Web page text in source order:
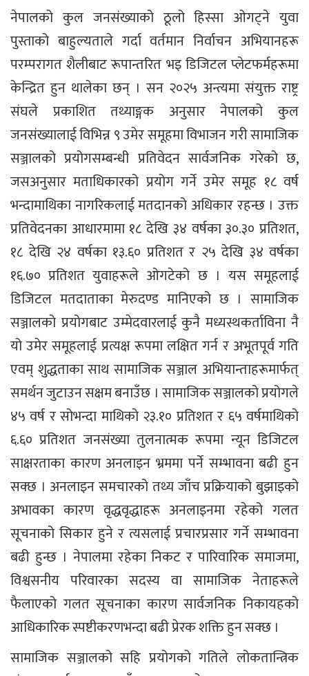
नेपालको कुल जनसंख्याको ठूलो हिस्सा ओगट्ने युवा
पुस्ताको बाहुल्यताले गर्दा वर्तमान निर्वाचन अभियानहरू
परम्परागत शैलीबाट रूपान्तरित भइ डिजिटल प्लेटफर्महरूमा
केन्द्रित हुन थालेका छन् । सन २०२५ अन्त्यमा संयुक्त राष्ट्र
संघले प्रकाशित तथ्याङ्गक अनुसार नेपालको कुल
जनसंख्यालाई विभिन्न ९ उमेर समूहमा विभाजन गरी सामाजिक
सञ्जालको प्रयोगसम्बन्धी प्रतिवेदन सार्वजनिक गरेको छ,
जसअनुसार मताधिकारको प्रयोग गर्ने उमेर समूह १८ वर्ष
भन्दामाथिका नागरिकलाई मतदानको अधिकार रहन्छ । उक्त
प्रतिवेदनका आधारमामा १८ देखि ३४ वर्षका ३०.३० प्रतिशत,
१८ देखि २४ वर्षका १३.६० प्रतिशत र २५ देखि ३४ वर्षका
१६.७० प्रतिशत युवाहरूले ओगटेको छ । यस समूहलाई
डिजिटल मतदाताका मेरुदण्ड मानिएको छ । सामाजिक
सञ्जालको प्रयोगबाट उम्मेदवारलाई कुनै मध्यस्थकर्ताविना नै
यो उमेर समूहलाई प्रत्यक्ष रूपमा लक्षित गर्न र अभूतपूर्व गति
एवम् शुद्धताका साथ सामाजिक सञ्जाल अभियान्ताहरूमार्फत्
समर्थन जुटाउन सक्षम बनाउँछ । सामाजिक सञ्जालको प्रयोगले
४५ वर्ष र सोभन्दा माथिको २३.१० प्रतिशत र ६५ वर्षमाथिको
६.६० प्रतिशत जनसंख्या तुलनात्मक रूपमा न्यून डिजिटल
साक्षरताका कारण अनलाइन भ्रममा पर्ने सम्भावना बढी हुन
सक्छ । अनलाइन समचारको तथ्य जाँच प्रक्रियाको बुझाइको
अभावका कारण वृद्धवृद्धाहरू अनलाइनमा रहेको गलत
सूचनाको सिकार हुने र त्यसलाई प्रचारप्रसार गर्ने सम्भावना
बढी हुन्छ । नेपालमा रहेका निकट र पारिवारिक समाजमा,
विश्वसनीय परिवारका सदस्य वा सामाजिक नेताहरूले
फैलाएको गलत सूचनाका कारण सार्वजनिक निकायहको
आधिकारिक स्पष्टीकरणभन्दा बढी प्रेरक शक्ति हुन सक्छ ।
सामाजिक सञ्जालको सहि प्रयोगको गतिले लोकतान्त्रिक